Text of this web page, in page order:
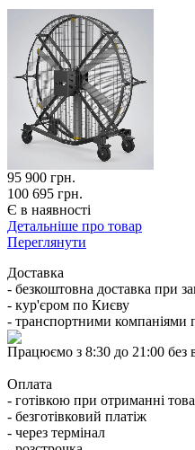
95 900 грн.
100 695 грн.
Є в наявності
Детальніше про товар
Переглянути
Доставка
- безкоштовна доставка при
- кур'єром по Києву
- транспортними компаніями
Працюємо з 8:30 до 21:00 без
Оплата
- готівкою при отриманні
- безготівковий платіж
- через термінал